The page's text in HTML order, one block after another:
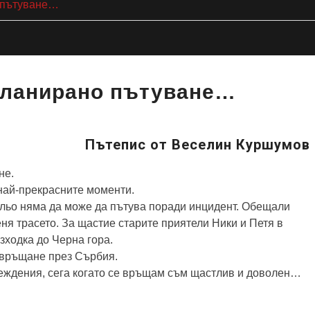
пътуване…
Пътепис от Веселин Куршумов
прекрасните моменти.
няма да може да пътува поради инцидент. Обещали
трасето. За щастие старите приятели Ники и Петя в
до Черна гора.
през Сърбия.
сега когато се връщам съм щастлив и доволен…